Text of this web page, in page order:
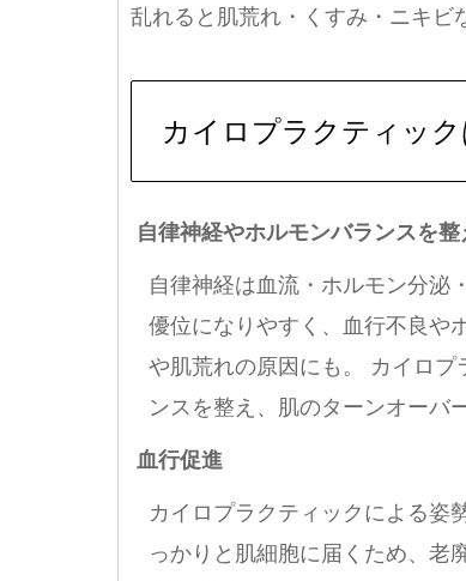
乱れると肌荒れ・くすみ・ニキビ
カイロプラクティッ
自律神経やホルモンバランスを整
自律神経は血流・ホルモン分泌
優位になりやすく、血行不良や
や肌荒れの原因にも。 カイロ
ンスを整え、肌のターンオーバ
血行促進
カイロプラクティックによる姿
っかりと肌細胞に届くため、老